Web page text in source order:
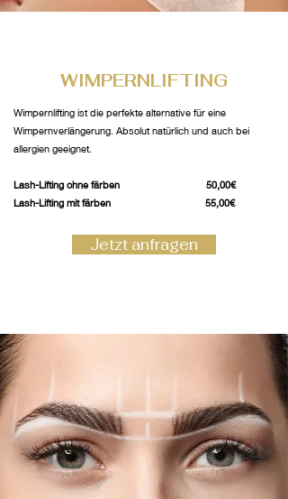
WIMPERNLIFTING
Wimpernlifting ist die perfekte alternative für eine
Wimpernverlängerung. Absolut natürlich und auch bei
allergien geeignet.
Lash-Lifting ohne färben 50,00€
Lash-Lifting mit färben 55,00€
Jetzt anfragen